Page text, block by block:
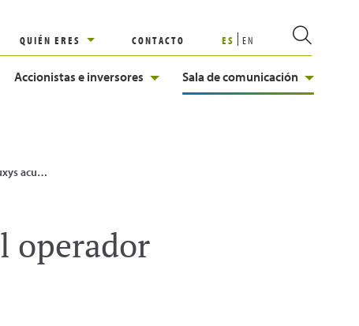
QUIÉN ERES CONTACTO ES EN
Accionistas e inversores Sala de comunicación
sueco Swedegas
operador